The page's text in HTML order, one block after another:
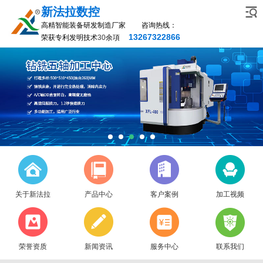
新法拉数控
高精智能装备研发制造厂家 咨询热线：
荣获专利发明技术30余項 13267322866
关于新法拉 产品中心 客户案例 加工视频
荣誉资质 新闻资讯 服务中心 联系我们